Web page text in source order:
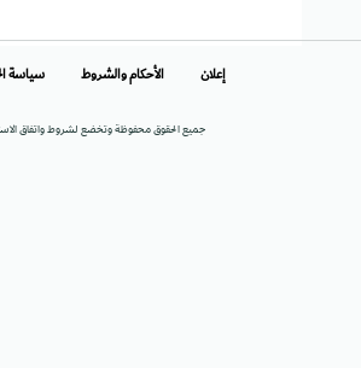
جميع الحقوق محفوظة وتخضع لشروط واتفاق
إعلان الأحكام والشروط سياسة